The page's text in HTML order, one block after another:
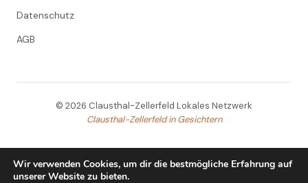
Datenschutz
AGB
© 2026 Clausthal-Zellerfeld Lokales Netzwerk
Clausthal-Zellerfeld in Gesichtern
Wir verwenden Cookies, um dir die bestmögliche Erfahrung auf
unserer Website zu bieten.